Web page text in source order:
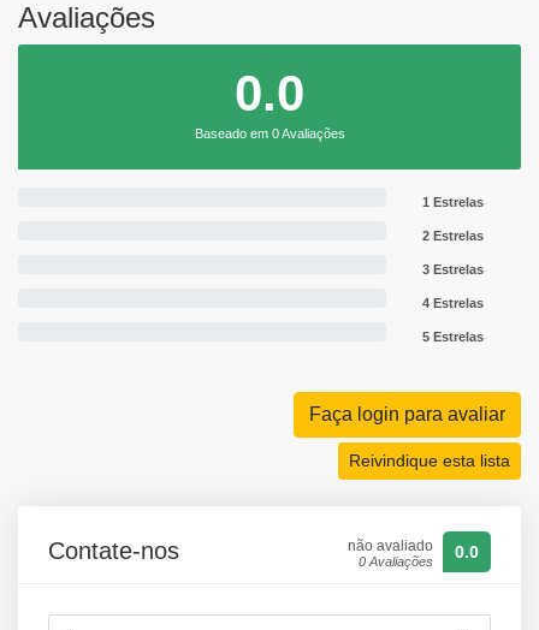
Avaliações
0.0
Baseado em 0 Avaliações
1 Estrelas
2 Estrelas
3 Estrelas
4 Estrelas
5 Estrelas
Faça login para avaliar
Reivindique esta lista
Contate-nos não avaliado
0 Avaliações 0.0